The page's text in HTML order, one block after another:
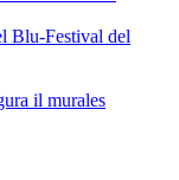
Blu-Festival del
il murales